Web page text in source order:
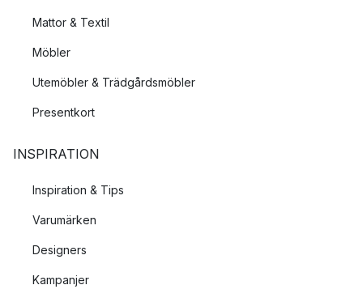
Mattor & Textil
Möbler
Utemöbler & Trädgårdsmöbler
Presentkort
INSPIRATION
Inspiration & Tips
Varumärken
Designers
Kampanjer